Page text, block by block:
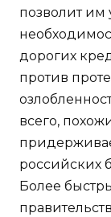
позволит им
дорогих
против
всего,
российских
Более